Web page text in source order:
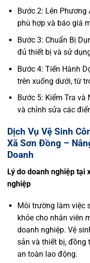
Bước 2: Lên Phương
phù hợp và báo giá
Bước 3: Chuẩn Bị
đủ thiết bị và sử
Bước 4: Tiến Hành
trên xuống dưới, từ
Bước 5: Kiểm Tra và
và chỉnh sửa các
Dịch Vụ Vệ Sinh
Xã Sơn Đồng –
Doanh
Lý do doanh nghiệp tại
nghiệp
Môi trường làm việc
khỏe cho nhân viên
doanh nghiệp. Vệ
sản và thiết bị, đồng
an toàn lao động.